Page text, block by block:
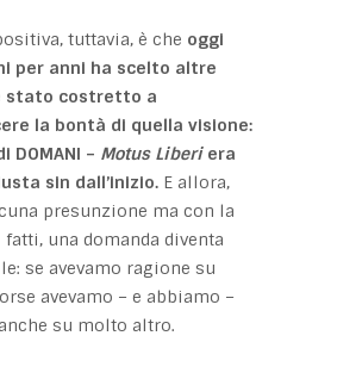
tuttavia, è che oggi
per anni ha scelto altre
stato costretto a
la bontà di quella visione:
DOMANI – Motus Liberiera
sin dall’inizio. E allora,
presunzione ma con la
fatti, una domanda diventa
se avevamo ragione su
avevamo – e abbiamo –
su molto altro.